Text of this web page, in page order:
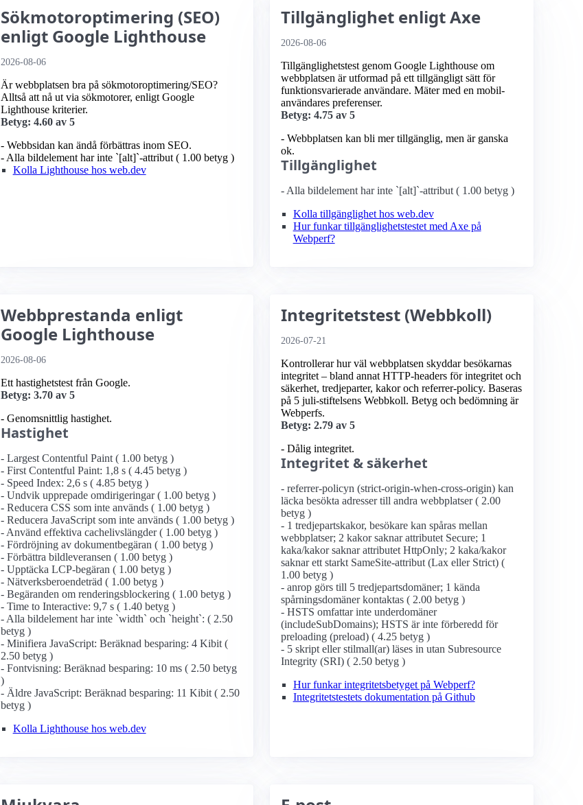
Sökmotoroptimering (SEO)
enligt Google Lighthouse
2026-08-06
Är webbplatsen bra på sökmotoroptimering/SEO?
Alltså att nå ut via sökmotorer, enligt Google
Lighthouse kriterier.
Betyg: 4.60 av 5
- Webbsidan kan ändå förbättras inom SEO.
- Alla bildelement har inte `[alt]`-attribut ( 1.00 betyg )
Kolla Lighthouse hos web.dev
Tillgänglighet enligt Axe
2026-08-06
Tillgänglighetstest genom Google Lighthouse om
webbplatsen är utformad på ett tillgängligt sätt för
funktionsvarierade användare. Mäter med en mobil­
användares preferenser.
Betyg: 4.75 av 5
- Webbplatsen kan bli mer tillgänglig, men är ganska
ok.
Tillgänglighet
- Alla bildelement har inte `[alt]`-attribut ( 1.00 betyg )
Kolla tillgänglighet hos web.dev
Hur funkar tillgänglighetstestet med Axe på
Webperf?
Webbprestanda enligt
Google Lighthouse
2026-08-06
Ett hastighetstest från Google.
Betyg: 3.70 av 5
- Genomsnittlig hastighet.
Hastighet
- Largest Contentful Paint ( 1.00 betyg )
- First Contentful Paint: 1,8 s ( 4.45 betyg )
- Speed Index: 2,6 s ( 4.85 betyg )
- Undvik upprepade omdirigeringar ( 1.00 betyg )
- Reducera CSS som inte används ( 1.00 betyg )
- Reducera JavaScript som inte används ( 1.00 betyg )
- Använd effektiva cachelivslängder ( 1.00 betyg )
- Fördröjning av dokumentbegäran ( 1.00 betyg )
- Förbättra bildleveransen ( 1.00 betyg )
- Upptäcka LCP-begäran ( 1.00 betyg )
- Nätverksberoendeträd ( 1.00 betyg )
- Begäranden om renderingsblockering ( 1.00 betyg )
- Time to Interactive: 9,7 s ( 1.40 betyg )
- Alla bildelement har inte `width` och `height`: ( 2.50
betyg )
- Minifiera JavaScript: Beräknad besparing: 4 Kibit (
2.50 betyg )
- Fontvisning: Beräknad besparing: 10 ms ( 2.50 betyg
)
- Äldre JavaScript: Beräknad besparing: 11 Kibit ( 2.50
betyg )
Kolla Lighthouse hos web.dev
Integritetstest (Webbkoll)
2026-07-21
Kontrollerar hur väl webbplatsen skyddar besökarnas
integritet – bland annat HTTP-headers för integritet och
säkerhet, tredjeparter, kakor och referrer-policy. Baseras
på 5 juli-stiftelsens Webbkoll. Betyg och bedömning är
Webperfs.
Betyg: 2.79 av 5
- Dålig integritet.
Integritet & säkerhet
- referrer-policyn (strict-origin-when-cross-origin) kan
läcka besökta adresser till andra webbplatser ( 2.00
betyg )
- 1 tredjepartskakor, besökare kan spåras mellan
webbplatser; 2 kakor saknar attributet Secure; 1
kaka/kakor saknar attributet HttpOnly; 2 kaka/kakor
saknar ett starkt SameSite-attribut (Lax eller Strict) (
1.00 betyg )
- anrop görs till 5 tredjepartsdomäner; 1 kända
spårningsdomäner kontaktas ( 2.00 betyg )
- HSTS omfattar inte underdomäner
(includeSubDomains); HSTS är inte förberedd för
preloading (preload) ( 4.25 betyg )
- 5 skript eller stilmall(ar) läses in utan Subresource
Integrity (SRI) ( 2.50 betyg )
Hur funkar integritetsbetyget på Webperf?
Integritetstestets dokumentation på Github